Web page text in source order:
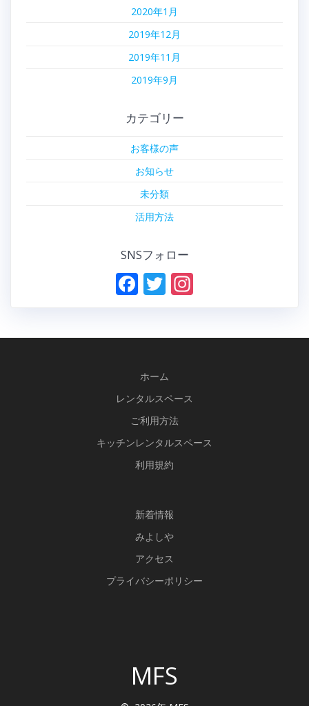
2020年1月
2019年12月
2019年11月
2019年9月
カテゴリー
お客様の声
お知らせ
未分類
活用方法
SNSフォロー
F
o
o
k
T
ホーム
レンタルスペース
ご利用方法
キッチンレンタルスペース
利用規約
新着情報
みよしや
アクセス
プライバシーポリシー
MFS